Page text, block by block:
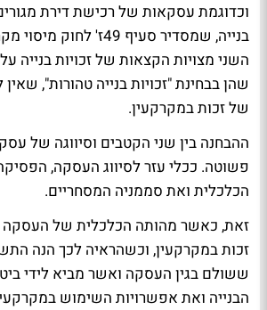
וכדוגמת עסקאות של רכישת דירת
בנייה, שמסדיר סעיף 49ז'
השני מצויות הקצאות של זכויות בנייה
שהן בבחינת "זכויות בנייה טהורות",
של זכות במקרקעין.
ההבחנה בין שני הקטבים וסיווגה של
פשוטה. ככלי עזר לסיווג העסקה,
הכלכלית ואת סממניה המסחריים.
זאת, כאשר מהותה הכלכלית של העסקה
זכות במקרקעין, וכשהראיה לכך הנה
ששולם בגין העסקה ואשר מביא לידי
הבנייה ואת אפשרויות השימוש